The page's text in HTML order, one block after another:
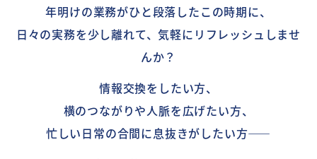
年明けの業務がひと段落したこの時期に、
日々の実務を少し離れて、気軽にリフレッシュしませ
んか？
情報交換をしたい方、
横のつながりや人脈を広げたい方、
忙しい日常の合間に息抜きがしたい方――